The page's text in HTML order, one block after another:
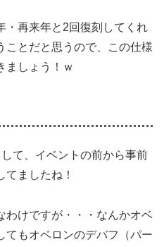
・再来年と2回復刻してくれ
ことだと思うので、この仕様
ましょう！ｗ
て、イベントの前から事前
ましたね！
わけですが・・・なんかオベ
てもオベロンのデバフ（パー